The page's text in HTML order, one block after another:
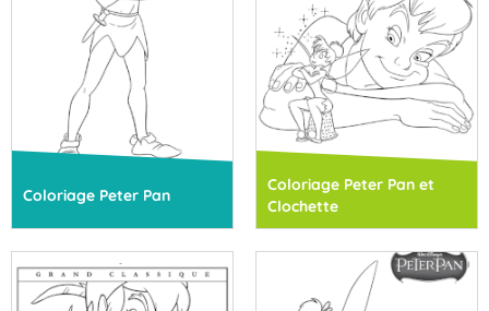
Coloriage Peter Pan
Coloriage Peter Pan et
Clochette